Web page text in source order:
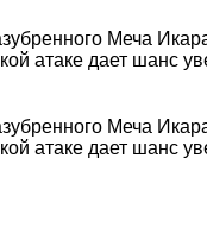
Меча
атаке дает шанс
Меча
атаке дает шанс